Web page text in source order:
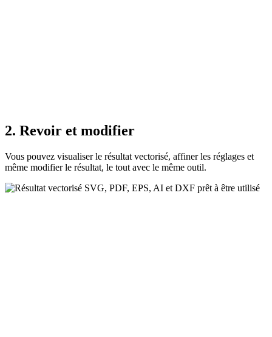
2. Revoir et modifier
Vous pouvez visualiser le résultat vectorisé, affiner les réglages et
même modifier le résultat, le tout avec le même outil.